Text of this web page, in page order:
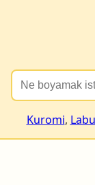
Kuromi,